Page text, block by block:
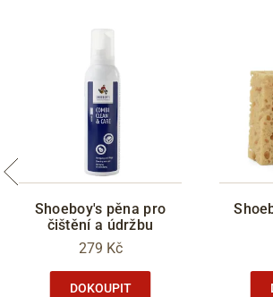
Shoeboy's pěna pro
čištění a údržbu
279 Kč
DOKOUPIT